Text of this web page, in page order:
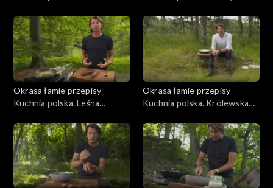
Okrasa łamie przepisy
Kuchnia polska. Leśna
Okrasa łamie przepisy
Kuchnia polska. Królewska